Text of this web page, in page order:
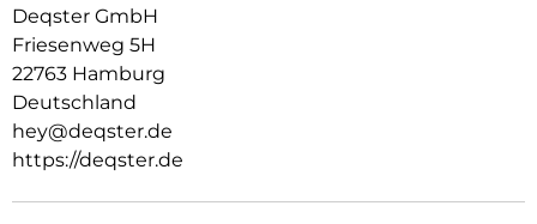
Gebaut, um zu halten.
Der DEQSTER Pencil 2 besteht aus robustem Aluminium,
das ihm Langlebigkeit und ein Premium-Gefühl verleiht.
Investiere in Qualität, die über Jahre hinweg hält.
Einfache Verbindung
Deqster GmbH
Friesenweg 5H
22763 Hamburg
Deutschland
hey@deqster.de
https://deqster.de